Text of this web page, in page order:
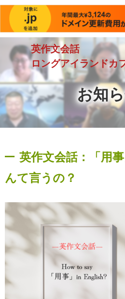
英作文会話
ロングアイランドカ
お知
英作文会話：「用
んて言うの？